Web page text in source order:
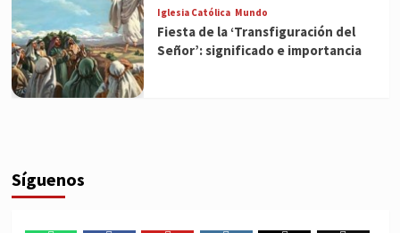
Iglesia Católica Mundo
Fiesta de la ‘Transfiguración del
Señor’: significado e importancia
Síguenos